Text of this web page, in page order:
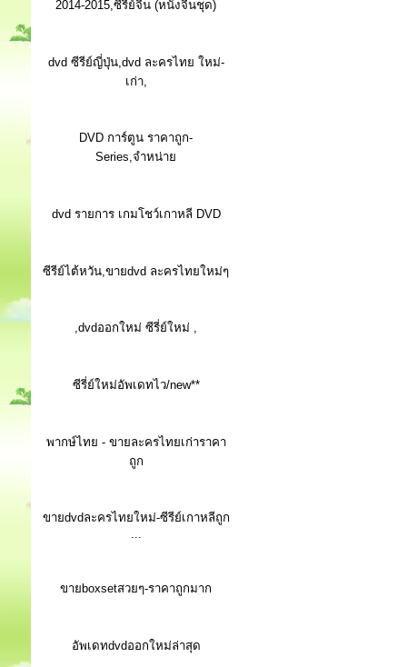
2014-2015,ซีรีย์จีน (หนังจีนชุด)
dvd ซีรีย์ญี่ปุ่น,dvd ละครไทย ใหม่-
เก่า,
DVD การ์ตูน ราคาถูก-
Series,จำหน่าย
dvd รายการ เกมโชว์เกาหลี DVD
ซีรีย์ไต้หวัน,ขายdvd ละครไทยใหม่ๆ
,dvdออกใหม่ ซีรี่ย์ใหม่ ,
ซีรี่ย์ใหม่อัพเดทไว/new**
พากษ์ไทย - ขายละครไทยเก่าราคา
ถูก
ขายdvdละครไทยใหม่-ซีรีย์เกาหลีถูก
...
ขายboxsetสวยๆ-ราคาถูกมาก
อัพเดทdvdออกใหม่ล่าสุด